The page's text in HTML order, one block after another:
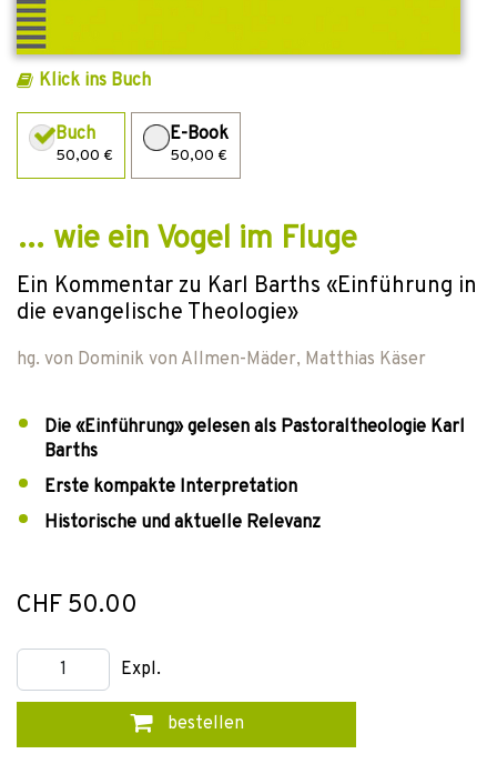
Klick ins Buch
Buch
50,00 €
E-Book
50,00 €
… wie ein Vogel im Fluge
Ein Kommentar zu Karl Barths «Einführung in
die evangelische Theologie»
hg. von Dominik von Allmen-Mäder, Matthias Käser
Die «Einführung» gelesen als Pastoraltheologie Karl
Barths
Erste kompakte Interpretation
Historische und aktuelle Relevanz
CHF 50.00
Expl.
bestellen